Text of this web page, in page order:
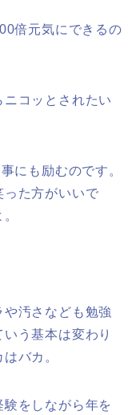
倍元気にできるの
コッとされたい
にも励むのです。
った方がいいで
汚さなども勉強
う基本は変わり
バカ。
をしながら年を